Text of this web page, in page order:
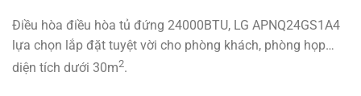
Điều hòa điều hòa tủ đứng 24000BTU, LG APNQ24GS1A4
lựa chọn lắp đặt tuyệt vời cho phòng khách, phòng họp…
diện tích dưới 30m2.